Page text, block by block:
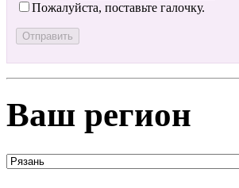
Пожалуйста, поставьте галочку.
Ваш регион